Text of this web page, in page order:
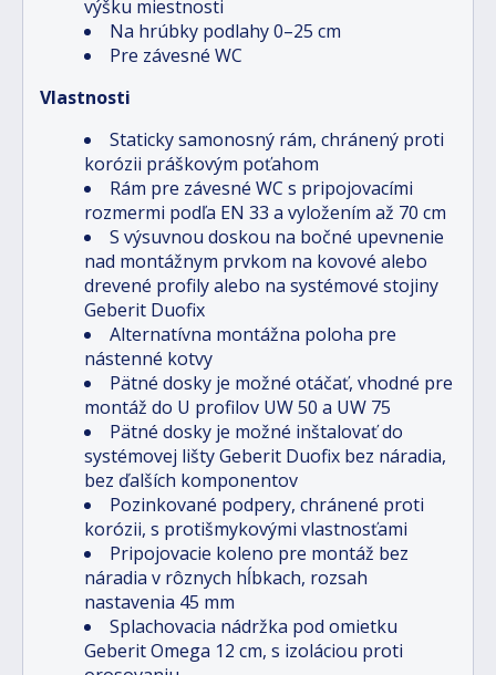
výšku miestnosti
Na hrúbky podlahy 0–25 cm
Pre závesné WC
Vlastnosti
Staticky samonosný rám, chránený proti
korózii práškovým poťahom
Rám pre závesné WC s pripojovacími
rozmermi podľa EN 33 a vyložením až 70 cm
S výsuvnou doskou na bočné upevnenie
nad montážnym prvkom na kovové alebo
drevené profily alebo na systémové stojiny
Geberit Duofix
Alternatívna montážna poloha pre
nástenné kotvy
Pätné dosky je možné otáčať, vhodné pre
montáž do U profilov UW 50 a UW 75
Pätné dosky je možné inštalovať do
systémovej lišty Geberit Duofix bez náradia,
bez ďalších komponentov
Pozinkované podpery, chránené proti
korózii, s protišmykovými vlastnosťami
Pripojovacie koleno pre montáž bez
náradia v rôznych hĺbkach, rozsah
nastavenia 45 mm
Splachovacia nádržka pod omietku
Geberit Omega 12 cm, s izoláciou proti